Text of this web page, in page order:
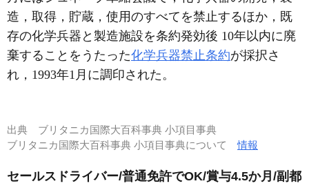
造，取得，貯蔵，使用のすべてを禁止するほか，既
存の化学兵器と製造施設を条約発効後 10年以内に廃
棄することをうたった化学兵器禁止条約が採択さ
れ，1993年1月に調印された。
出典 ブリタニカ国際大百科事典 小項目事典
ブリタニカ国際大百科事典 小項目事典について情報
セールスドライバー/普通免許でOK/賞与4.5か月/副都